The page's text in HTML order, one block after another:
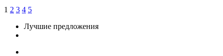
1 2 3 4 5
Лучшие предложения